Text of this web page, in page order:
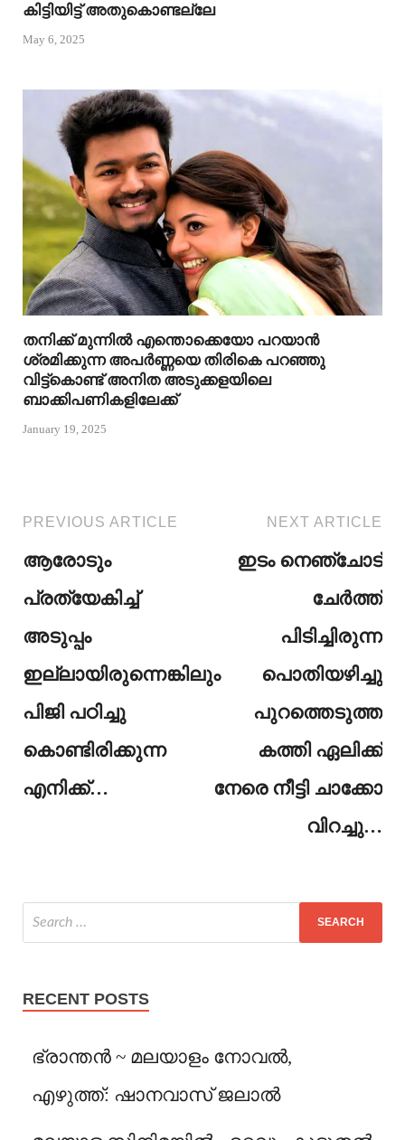
കിട്ടിയിട്ട് അതുകൊണ്ടല്ലേ
May 6, 2025
തനിക്ക് മുന്നിൽ എന്തൊക്കെയോ പറയാൻ
ശ്രമിക്കുന്ന അപർണ്ണയെ തിരികെ പറഞ്ഞു
വിട്ട്കൊണ്ട് അനിത അടുക്കളയിലെ
ബാക്കിപണികളിലേക്ക്
January 19, 2025
PREVIOUS ARTICLE
ആരോടും
പ്രത്യേകിച്ച്
അടുപ്പം
ഇല്ലായിരുന്നെങ്കിലും
പിജി പഠിച്ചു
കൊണ്ടിരിക്കുന്ന
എനിക്ക്…
NEXT ARTICLE
ഇടം നെഞ്ചോട്
ചേർത്ത്
പിടിച്ചിരുന്ന
പൊതിയഴിച്ചു
പുറത്തെടുത്ത
കത്തി ഏലിക്ക്
നേരെ നീട്ടി ചാക്കോ
വിറച്ചു…
RECENT POSTS
ഭ്രാന്തൻ ~ മലയാളം നോവൽ,
എഴുത്ത്: ഷാനവാസ് ജലാൽ